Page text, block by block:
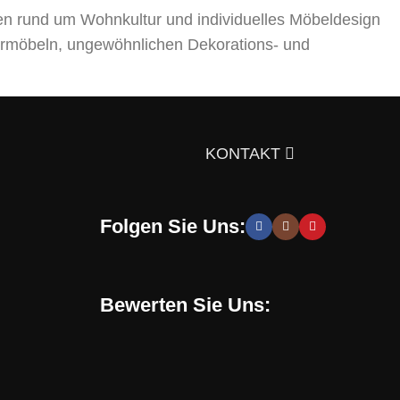
rund um Wohnkultur und individuelles Möbeldesign
ungewöhnlichen Dekorations- und
und stilvolle Lösungen, die Sie zur Schaffung
zu entwickeln. Sie erhalten speziell für Sie
Shop verwenden. Mit uns können Sie eine
KONTAKT
Folgen Sie Uns:
Bewerten Sie Uns: